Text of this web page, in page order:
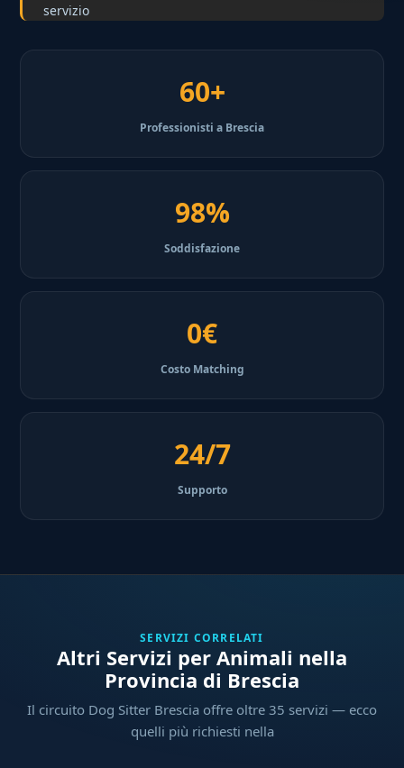
servizio
60+
Professionisti a Brescia
98%
Soddisfazione
0€
Costo Matching
24/7
Supporto
SERVIZI CORRELATI
Altri Servizi per Animali nella
Provincia di Brescia
Il circuito Dog Sitter Brescia offre oltre 35 servizi — ecco
quelli più richiesti nella